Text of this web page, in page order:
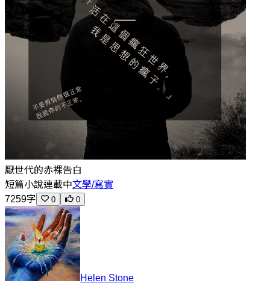
厭世代的赤裸告白
短篇小說連載中文學/寫實
7259字
0 0
Helen Stone